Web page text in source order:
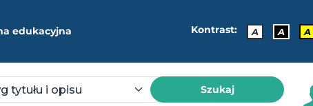
edukacyjna Kontrast: A A A
Szukaj